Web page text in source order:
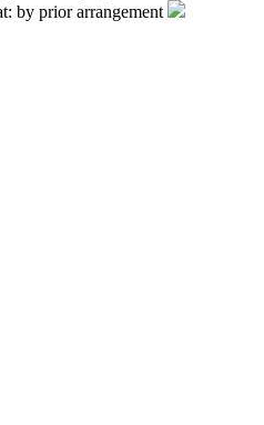
by prior arrangement